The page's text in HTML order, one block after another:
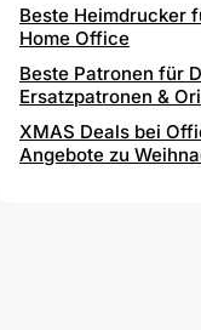
Beste Heimdrucker
Home Office
Beste Patronen für
Ersatzpatronen &
XMAS Deals bei
Angebote zu